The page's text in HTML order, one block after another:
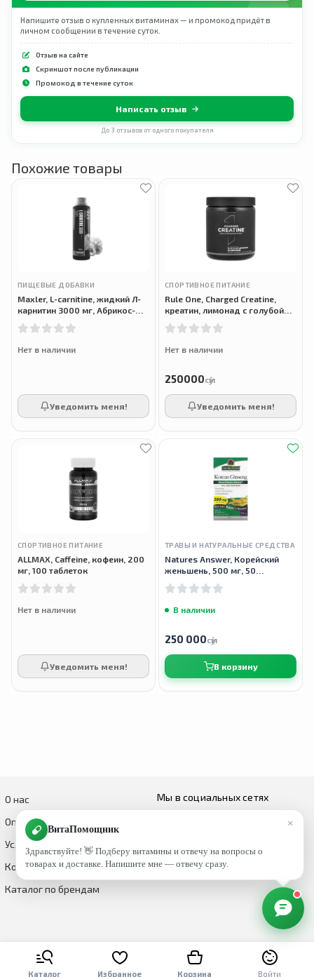
Напишите отзыв о купленных витаминах — и промокод придёт в
личном сообщении в течение суток.
Отзыв на сайте
Скриншот после публикации
Промокод в течение суток
Написать отзыв
До 3 отзывов от одного покупателя
Похожие товары
ПИЩЕВЫЕ ДОБАВКИ
Maxler, L-carnitine, жидкий Л-
карнитин 3000 мг, Абрикос-
Нет в наличии
Уведомить меня!
СПОРТИВНОЕ ПИТАНИЕ
Rule One, Charged Creatine,
креатин, лимонад с голубой
Нет в наличии
250000сӯм
Уведомить меня!
СПОРТИВНОЕ ПИТАНИЕ
ALLMAX, Caffeine, кофеин, 200
мг, 100 таблеток
Нет в наличии
Уведомить меня!
ТРАВЫ И НАТУРАЛЬНЫЕ СРЕДСТВА
Natures Answer, Корейский
женьшень, 500 мг, 50
вегетарианских капсул
В наличии
250 000сӯм
В корзину
Каталог Избранное Корзина Войти
О нас
Оплата и доставка
Условия возврата и обмена
Контакты
Каталог по брендам
Мы в социальных сетях
×
ВитаПомощник
Здравствуйте! 👋 Подберу витамины и отвечу на вопросы о
товарах и доставке. Напишите мне — отвечу сразу.